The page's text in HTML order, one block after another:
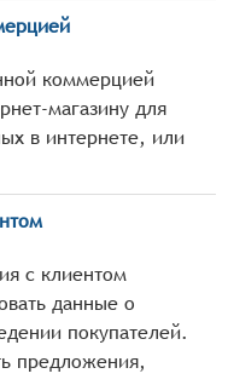
коммерцией
магазину для
в интернете, или
с клиентом
данные о
покупателей.
предложения,